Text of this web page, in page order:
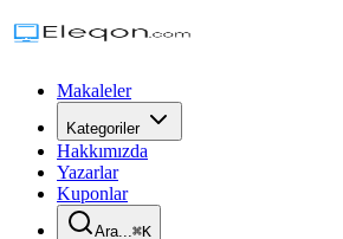
Makaleler
Kategoriler
Hakkımızda
Yazarlar
Kuponlar
Ara...⌘K